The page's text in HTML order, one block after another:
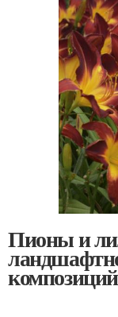
Пионы и